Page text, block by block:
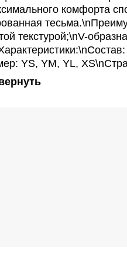
комфорта
текстурой;\nV-
YS, YM, YL,